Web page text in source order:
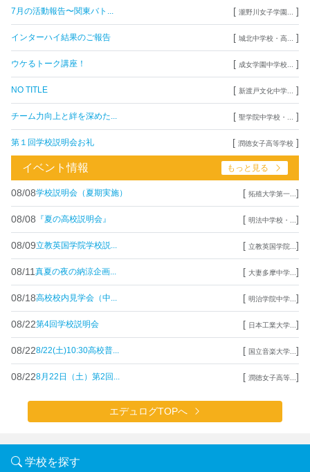
7月の活動報告〜関東バト... [ 瀧野川女子学園... ]
インターハイ結果のご報告 [ 城北中学校・高... ]
ウケるトーク講座！ [ 成女学園中学校... ]
NO TITLE [ 新渡戸文化中学... ]
チーム力向上と絆を深めた... [ 聖学院中学校・... ]
第１回学校説明会お礼 [ 潤徳女子高等学校 ]
イベント情報 もっと見る
08/08学校説明会（夏期実施） [ 拓殖大学第一... ]
08/08 『夏の高校説明会』 [ 明法中学校・... ]
08/09立教英国学院学校説... [ 立教英国学院... ]
08/11 真夏の夜の納涼企画... [ 大妻多摩中学... ]
08/18高校校内見学会（中... [ 明治学院中学... ]
08/22第4回学校説明会 [ 日本工業大学... ]
08/228/22(土)10:30高校普... [ 国立音楽大学... ]
08/228月22日（土）第2回... [ 潤徳女子高等... ]
エデュログTOPへ
学校を探す